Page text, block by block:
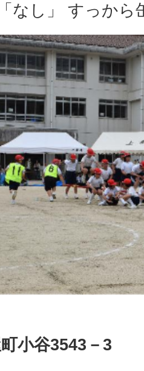
なし」 すっから
小谷3543－3